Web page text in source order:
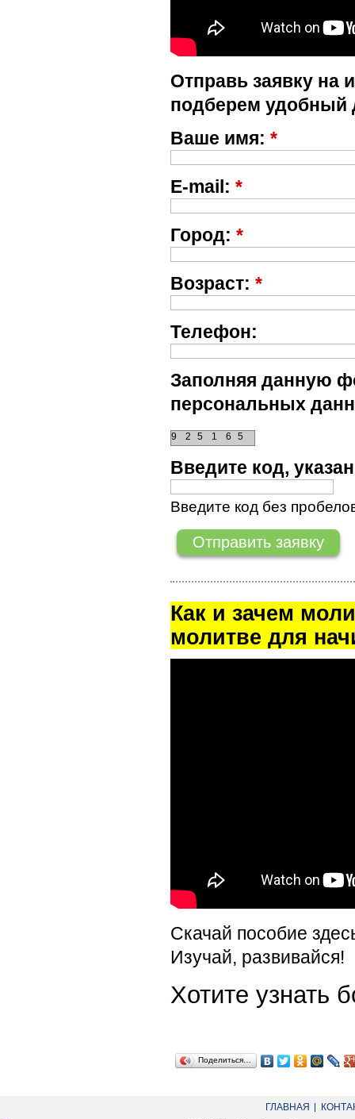
Отправь заявку на
подберем удобный
Ваше имя: *
E-mail: *
Город: *
Возраст: *
Телефон:
Заполняя данную
персональных
2 5
9 1 6 5
Введите код,
Введите код без
Как и зачем
молитве для
Скачай пособие
Изучай, развивайся!
Хотите
Поделиться…
ГЛАВНАЯ